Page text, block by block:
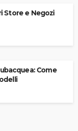
Store e Negozi
Come